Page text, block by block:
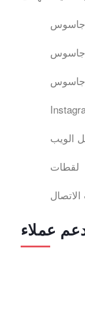
جاسوس
الويب
لقطات